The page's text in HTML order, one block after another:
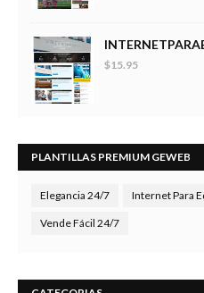
$15.95
PLANTILLAS PREMIUM GEWEB
Elegancia 24/7 Internet Para
Vende Fácil 24/7